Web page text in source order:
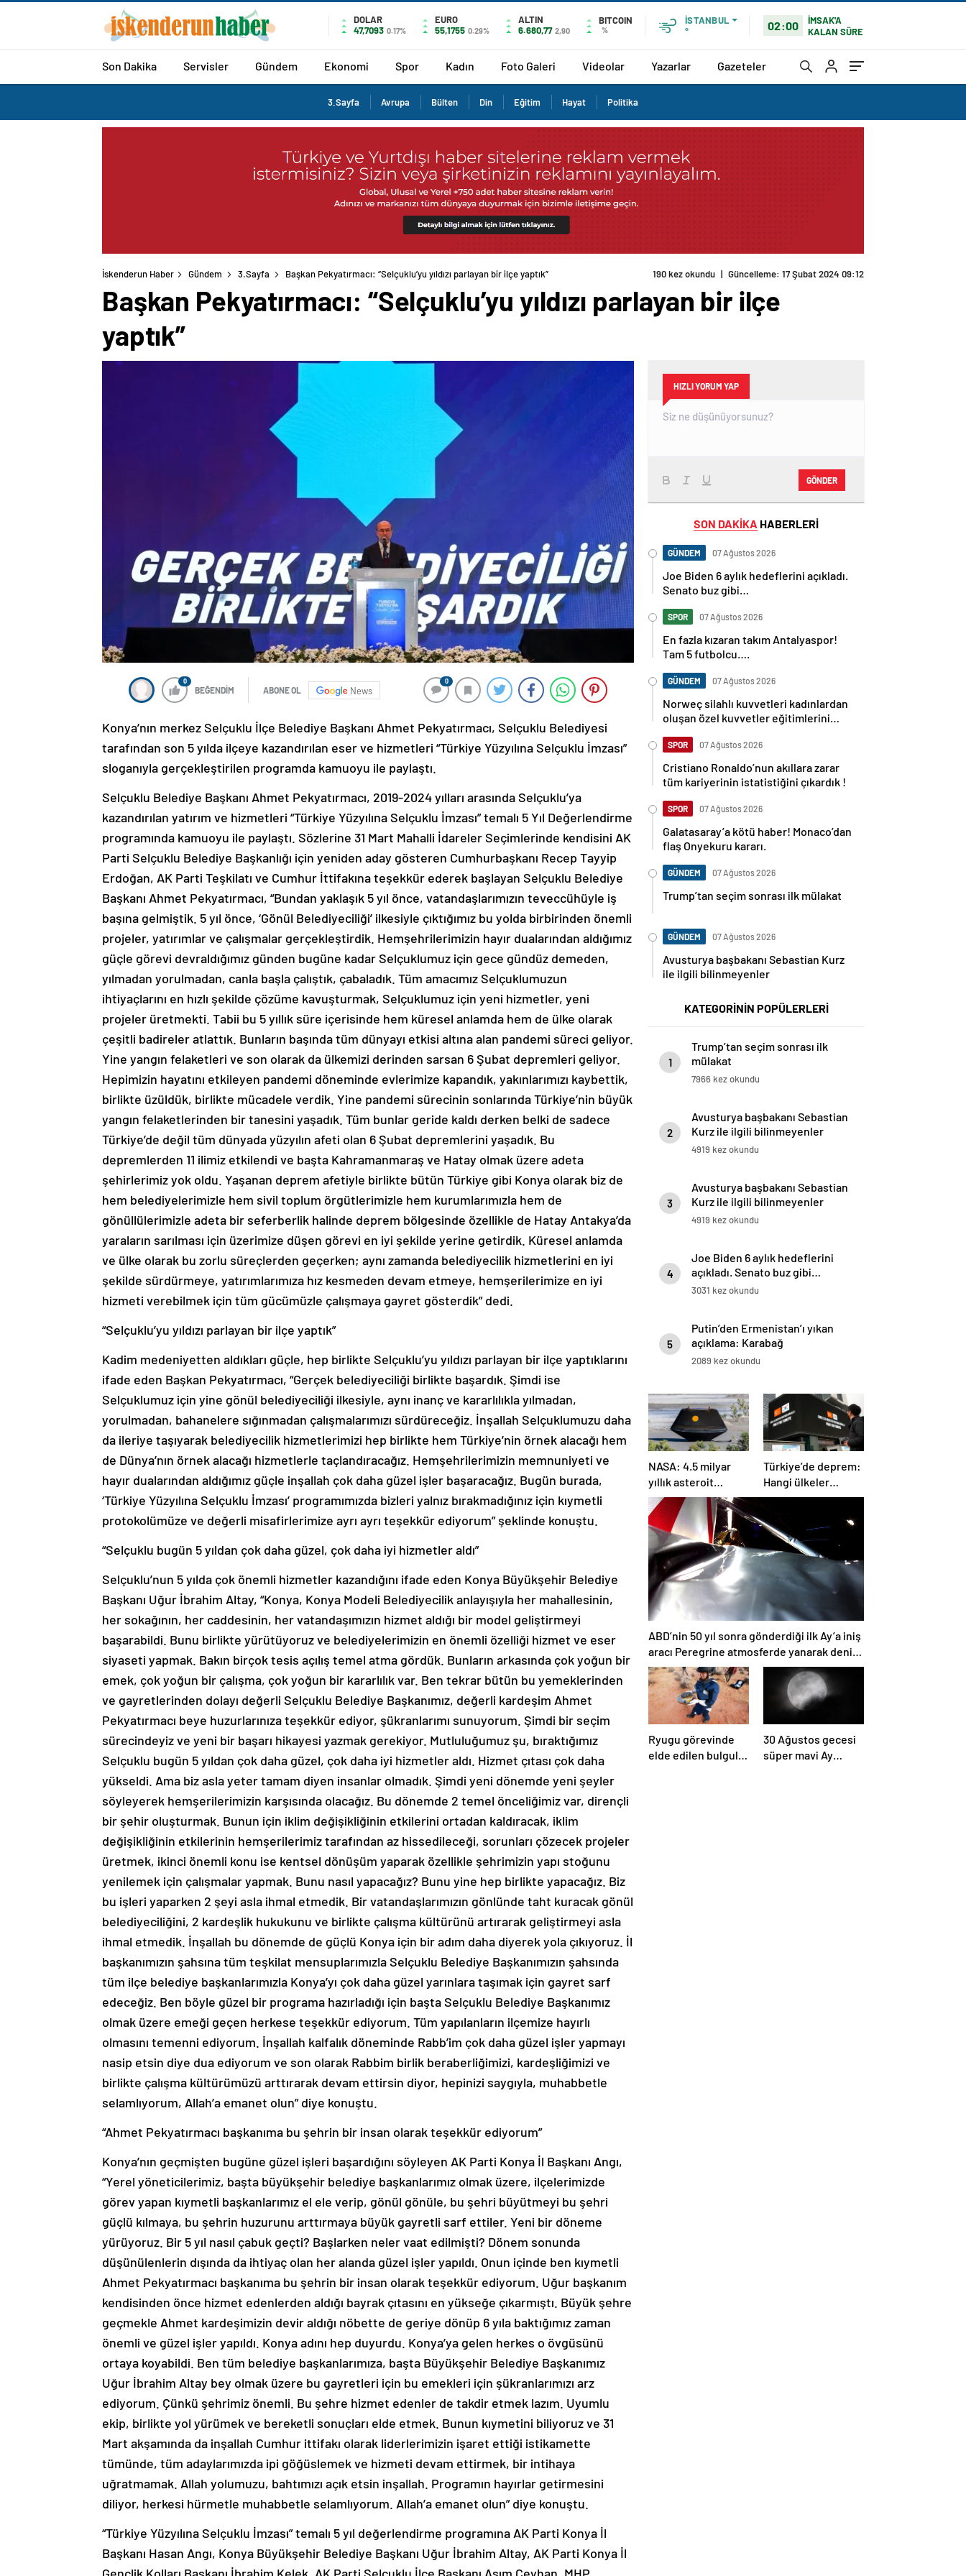
DOLAR
47,7093 0.17%
EURO
55,1755 0.29%
ALTIN
6.680,77 2,90
BITCOIN
%
İSTANBUL
°
02:00
İMSAK'A
KALAN SÜRE
Son Dakika Servisler Gündem Ekonomi Spor Kadın Foto Galeri Videolar Yazarlar Gazeteler
3.Sayfa Avrupa Bülten Din Eğitim Hayat Politika
İskenderun Haber Gündem 3.Sayfa Başkan Pekyatırmacı: “Selçuklu’yu yıldızı parlayan bir ilçe yaptık” 190 kez okundu | Güncelleme: 17 Şubat 2024 09:12
Başkan Pekyatırmacı: “Selçuklu’yu yıldızı parlayan bir ilçe
yaptık”
0
BEĞENDİM ABONE OL News
0
Konya’nın merkez Selçuklu İlçe Belediye Başkanı Ahmet Pekyatırmacı, Selçuklu Belediyesi
tarafından son 5 yılda ilçeye kazandırılan eser ve hizmetleri “Türkiye Yüzyılına Selçuklu İmzası”
sloganıyla gerçekleştirilen programda kamuoyu ile paylaştı.
Selçuklu Belediye Başkanı Ahmet Pekyatırmacı, 2019-2024 yılları arasında Selçuklu’ya
kazandırılan yatırım ve hizmetleri “Türkiye Yüzyılına Selçuklu İmzası” temalı 5 Yıl Değerlendirme
programında kamuoyu ile paylaştı. Sözlerine 31 Mart Mahalli İdareler Seçimlerinde kendisini AK
Parti Selçuklu Belediye Başkanlığı için yeniden aday gösteren Cumhurbaşkanı Recep Tayyip
Erdoğan, AK Parti Teşkilatı ve Cumhur İttifakına teşekkür ederek başlayan Selçuklu Belediye
Başkanı Ahmet Pekyatırmacı, “Bundan yaklaşık 5 yıl önce, vatandaşlarımızın teveccühüyle iş
başına gelmiştik. 5 yıl önce, ‘Gönül Belediyeciliği’ ilkesiyle çıktığımız bu yolda birbirinden önemli
projeler, yatırımlar ve çalışmalar gerçekleştirdik. Hemşehrilerimizin hayır dualarından aldığımız
güçle görevi devraldığımız günden bugüne kadar Selçuklumuz için gece gündüz demeden,
yılmadan yorulmadan, canla başla çalıştık, çabaladık. Tüm amacımız Selçuklumuzun
ihtiyaçlarını en hızlı şekilde çözüme kavuşturmak, Selçuklumuz için yeni hizmetler, yeni
projeler üretmekti. Tabii bu 5 yıllık süre içerisinde hem küresel anlamda hem de ülke olarak
çeşitli badireler atlattık. Bunların başında tüm dünyayı etkisi altına alan pandemi süreci geliyor.
Yine yangın felaketleri ve son olarak da ülkemizi derinden sarsan 6 Şubat depremleri geliyor.
Hepimizin hayatını etkileyen pandemi döneminde evlerimize kapandık, yakınlarımızı kaybettik,
birlikte üzüldük, birlikte mücadele verdik. Yine pandemi sürecinin sonlarında Türkiye’nin büyük
yangın felaketlerinden bir tanesini yaşadık. Tüm bunlar geride kaldı derken belki de sadece
Türkiye’de değil tüm dünyada yüzyılın afeti olan 6 Şubat depremlerini yaşadık. Bu
depremlerden 11 ilimiz etkilendi ve başta Kahramanmaraş ve Hatay olmak üzere adeta
şehirlerimiz yok oldu. Yaşanan deprem afetiyle birlikte bütün Türkiye gibi Konya olarak biz de
hem belediyelerimizle hem sivil toplum örgütlerimizle hem kurumlarımızla hem de
gönüllülerimizle adeta bir seferberlik halinde deprem bölgesinde özellikle de Hatay Antakya’da
yaraların sarılması için üzerimize düşen görevi en iyi şekilde yerine getirdik. Küresel anlamda
ve ülke olarak bu zorlu süreçlerden geçerken; aynı zamanda belediyecilik hizmetlerini en iyi
şekilde sürdürmeye, yatırımlarımıza hız kesmeden devam etmeye, hemşerilerimize en iyi
hizmeti verebilmek için tüm gücümüzle çalışmaya gayret gösterdik” dedi.
“Selçuklu’yu yıldızı parlayan bir ilçe yaptık”
Kadim medeniyetten aldıkları güçle, hep birlikte Selçuklu’yu yıldızı parlayan bir ilçe yaptıklarını
ifade eden Başkan Pekyatırmacı, “Gerçek belediyeciliği birlikte başardık. Şimdi ise
Selçuklumuz için yine gönül belediyeciliği ilkesiyle, aynı inanç ve kararlılıkla yılmadan,
yorulmadan, bahanelere sığınmadan çalışmalarımızı sürdüreceğiz. İnşallah Selçuklumuzu daha
da ileriye taşıyarak belediyecilik hizmetlerimizi hep birlikte hem Türkiye’nin örnek alacağı hem
de Dünya’nın örnek alacağı hizmetlerle taçlandıracağız. Hemşehrilerimizin memnuniyeti ve
hayır dualarından aldığımız güçle inşallah çok daha güzel işler başaracağız. Bugün burada,
‘Türkiye Yüzyılına Selçuklu İmzası’ programımızda bizleri yalnız bırakmadığınız için kıymetli
protokolümüze ve değerli misafirlerimize ayrı ayrı teşekkür ediyorum” şeklinde konuştu.
“Selçuklu bugün 5 yıldan çok daha güzel, çok daha iyi hizmetler aldı”
Selçuklu’nun 5 yılda çok önemli hizmetler kazandığını ifade eden Konya Büyükşehir Belediye
Başkanı Uğur İbrahim Altay, “Konya, Konya Modeli Belediyecilik anlayışıyla her mahallesinin,
her sokağının, her caddesinin, her vatandaşımızın hizmet aldığı bir model geliştirmeyi
başarabildi. Bunu birlikte yürütüyoruz ve belediyelerimizin en önemli özelliği hizmet ve eser
siyaseti yapmak. Bakın birçok tesis açılış temel atma gördük. Bunların arkasında çok yoğun bir
emek, çok yoğun bir çalışma, çok yoğun bir kararlılık var. Ben tekrar bütün bu yemeklerinden
ve gayretlerinden dolayı değerli Selçuklu Belediye Başkanımız, değerli kardeşim Ahmet
Pekyatırmacı beye huzurlarınıza teşekkür ediyor, şükranlarımı sunuyorum. Şimdi bir seçim
sürecindeyiz ve yeni bir başarı hikayesi yazmak gerekiyor. Mutluluğumuz şu, bıraktığımız
Selçuklu bugün 5 yıldan çok daha güzel, çok daha iyi hizmetler aldı. Hizmet çıtası çok daha
yükseldi. Ama biz asla yeter tamam diyen insanlar olmadık. Şimdi yeni dönemde yeni şeyler
söyleyerek hemşerilerimizin karşısında olacağız. Bu dönemde 2 temel önceliğimiz var, dirençli
bir şehir oluşturmak. Bunun için iklim değişikliğinin etkilerini ortadan kaldıracak, iklim
değişikliğinin etkilerinin hemşerilerimiz tarafından az hissedileceği, sorunları çözecek projeler
üretmek, ikinci önemli konu ise kentsel dönüşüm yaparak özellikle şehrimizin yapı stoğunu
yenilemek için çalışmalar yapmak. Bunu nasıl yapacağız? Bunu yine hep birlikte yapacağız. Biz
bu işleri yaparken 2 şeyi asla ihmal etmedik. Bir vatandaşlarımızın gönlünde taht kuracak gönül
belediyeciliğini, 2 kardeşlik hukukunu ve birlikte çalışma kültürünü artırarak geliştirmeyi asla
ihmal etmedik. İnşallah bu dönemde de güçlü Konya için bir adım daha diyerek yola çıkıyoruz. İl
başkanımızın şahsına tüm teşkilat mensuplarımızla Selçuklu Belediye Başkanımızın şahsında
tüm ilçe belediye başkanlarımızla Konya’yı çok daha güzel yarınlara taşımak için gayret sarf
edeceğiz. Ben böyle güzel bir programa hazırladığı için başta Selçuklu Belediye Başkanımız
olmak üzere emeği geçen herkese teşekkür ediyorum. Tüm yapılanların ilçemize hayırlı
olmasını temenni ediyorum. İnşallah kalfalık döneminde Rabb’im çok daha güzel işler yapmayı
nasip etsin diye dua ediyorum ve son olarak Rabbim birlik beraberliğimizi, kardeşliğimizi ve
birlikte çalışma kültürümüzü arttırarak devam ettirsin diyor, hepinizi saygıyla, muhabbetle
selamlıyorum, Allah’a emanet olun” diye konuştu.
“Ahmet Pekyatırmacı başkanıma bu şehrin bir insan olarak teşekkür ediyorum”
Konya’nın geçmişten bugüne güzel işleri başardığını söyleyen AK Parti Konya İl Başkanı Angı,
“Yerel yöneticilerimiz, başta büyükşehir belediye başkanlarımız olmak üzere, ilçelerimizde
görev yapan kıymetli başkanlarımız el ele verip, gönül gönüle, bu şehri büyütmeyi bu şehri
güçlü kılmaya, bu şehrin huzurunu arttırmaya büyük gayretli sarf ettiler. Yeni bir döneme
yürüyoruz. Bir 5 yıl nasıl çabuk geçti? Başlarken neler vaat edilmişti? Dönem sonunda
düşünülenlerin dışında da ihtiyaç olan her alanda güzel işler yapıldı. Onun içinde ben kıymetli
Ahmet Pekyatırmacı başkanıma bu şehrin bir insan olarak teşekkür ediyorum. Uğur başkanım
kendisinden önce hizmet edenlerden aldığı bayrak çıtasını en yükseğe çıkarmıştı. Büyük şehre
geçmekle Ahmet kardeşimizin devir aldığı nöbette de geriye dönüp 6 yıla baktığımız zaman
önemli ve güzel işler yapıldı. Konya adını hep duyurdu. Konya’ya gelen herkes o övgüsünü
ortaya koyabildi. Ben tüm belediye başkanlarımıza, başta Büyükşehir Belediye Başkanımız
Uğur İbrahim Altay bey olmak üzere bu gayretleri için bu emekleri için şükranlarımızı arz
ediyorum. Çünkü şehrimiz önemli. Bu şehre hizmet edenler de takdir etmek lazım. Uyumlu
ekip, birlikte yol yürümek ve bereketli sonuçları elde etmek. Bunun kıymetini biliyoruz ve 31
Mart akşamında da inşallah Cumhur ittifakı olarak liderlerimizin işaret ettiği istikamette
tümünde, tüm adaylarımızda ipi göğüslemek ve hizmeti devam ettirmek, bir intihaya
uğratmamak. Allah yolumuzu, bahtımızı açık etsin inşallah. Programın hayırlar getirmesini
diliyor, herkesi hürmetle muhabbetle selamlıyorum. Allah’a emanet olun” diye konuştu.
“Türkiye Yüzyılına Selçuklu İmzası” temalı 5 yıl değerlendirme programına AK Parti Konya İl
Başkanı Hasan Angı, Konya Büyükşehir Belediye Başkanı Uğur İbrahim Altay, AK Parti Konya İl
HIZLI YORUM YAP
GÖNDER
SON DAKİKA HABERLERİ
GÜNDEM 07 Ağustos 2026
Joe Biden 6 aylık hedeflerini açıkladı.
Senato buz gibi…
SPOR 07 Ağustos 2026
En fazla kızaran takım Antalyaspor!
Tam 5 futbolcu….
GÜNDEM 07 Ağustos 2026
Norweç silahlı kuvvetleri kadınlardan
oluşan özel kuvvetler eğitimlerini
SPOR 07 Ağustos 2026
Cristiano Ronaldo’nun akıllara zarar
tüm kariyerinin istatistiğini çıkardık !
SPOR 07 Ağustos 2026
Galatasaray’a kötü haber! Monaco’dan
flaş Onyekuru kararı.
GÜNDEM 07 Ağustos 2026
Trump’tan seçim sonrası ilk mülakat
GÜNDEM 07 Ağustos 2026
Avusturya başbakanı Sebastian Kurz
ile ilgili bilinmeyenler
KATEGORİNİN POPÜLERLERİ
1
Trump’tan seçim sonrası ilk
mülakat
7966 kez okundu
2
Avusturya başbakanı Sebastian
Kurz ile ilgili bilinmeyenler
4919 kez okundu
3
Avusturya başbakanı Sebastian
Kurz ile ilgili bilinmeyenler
4919 kez okundu
4
Joe Biden 6 aylık hedeflerini
açıkladı. Senato buz gibi…
3031 kez okundu
5
Putin’den Ermenistan’ı yıkan
açıklama: Karabağ
Azerbaycan’ın ayrılmaz bir
2089 kez okundu
NASA: 4.5 milyar
yıllık asteroit
örnekleri Dünya’ya
getirildi; yaşamın
başlangıcına ışık
tutabilir
Türkiye’de deprem:
Hangi ülkeler
yardım ediyor?
ABD’nin 50 yıl sonra gönderdiği ilk Ay’a iniş
aracı Peregrine atmosferde yanarak denize
düştü
Ryugu görevinde
elde edilen bulgular
30 Ağustos gecesi
süper mavi Ay